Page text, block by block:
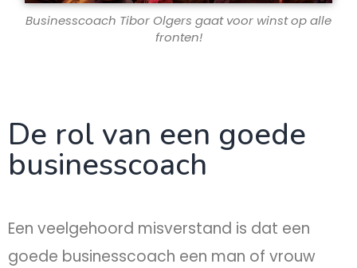
Businesscoach Tibor Olgers gaat voor winst op alle
fronten!
De rol van een goede
businesscoach
Een veelgehoord misverstand is dat een
goede businesscoach een man of vrouw